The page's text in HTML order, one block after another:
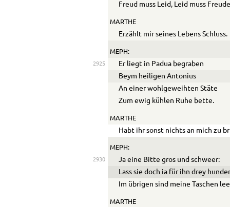
Freud muss Leid, Leid muss
MARTHE
Erzählt mir seines Lebens Schluss.
MEPH:
2925
Er liegt in Padua begraben
Beym heiligen Antonius
An einer wohlgeweihten Stäte
Zum ewig kühlen Ruhe bette.
MARTHE
Habt ihr sonst nichts an mich zu
MEPH:
2930
Ja eine Bitte gros und schweer:
Lass sie doch ia für ihn drey
Im übrigen sind meine Taschen
MARTHE